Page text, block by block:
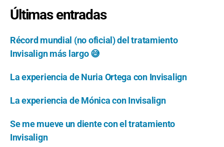
Últimas entradas
Récord mundial (no oficial) del tratamiento
Invisalign más largo 😅
La experiencia de Nuria Ortega con Invisalign
La experiencia de Mónica con Invisalign
Se me mueve un diente con el tratamiento
Invisalign